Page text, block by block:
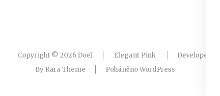
Copyright © 2026 Doel. Elegant Pink
Developed
By Rara Theme PoháněnoWordPress